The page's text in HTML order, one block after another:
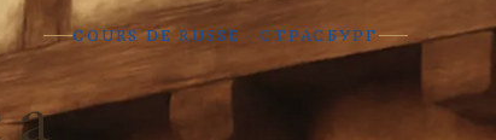
COURS DE RUSSE · СТРАСБУРГ